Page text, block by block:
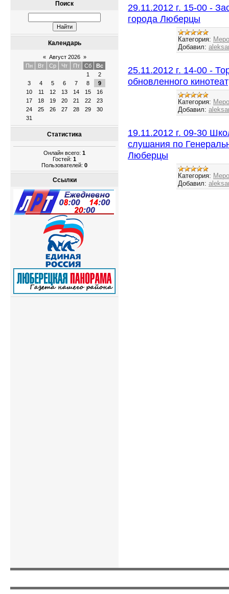
Поиск
Календарь
« Август 2026 »
Пн
Вт Ср Чт Пт Сб
Вс
1
2
3
4 5 6 7 8
9
10
11 12 13 14 15
16
17
18 19 20 21 22
23
24
25 26 27 28 29
30
31
Статистика
Онлайн всего: 1
Гостей: 1
Пользователей: 0
Ссылки
29.11.2012 г. 15-00 -
города Люберцы
Категория:
Добавил:
25.11.2012 г. 14-00 -
обновленного
Категория:
Добавил:
19.11.2012 г. 09-30
слушания по
Люберцы
Категория:
Добавил: